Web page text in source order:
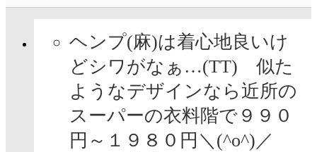
ヘンプ(麻)は着心地良いけ
どシワがなぁ…(TT) 似た
ようなデザインなら近所の
スーパーの衣料階で９９０
円～１９８０円＼(^o^)／